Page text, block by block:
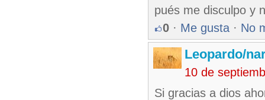
pués me disculpo y
0 · Me gusta · No
Leopardo/
10 de
Si gracias a dios